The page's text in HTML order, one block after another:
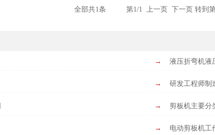
全部共1条 第1/1 上一页 下一页 转到
→ 液压折弯机液
→ 研发工程师制
→ 剪板机主要分
→ 电动剪板机工